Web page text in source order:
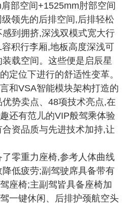
部空间+1525mm肘部空间
领先的后排空间,后排轻松
到拥挤,深浅双模式宽大行
积行李厢,地板高度深浅可
载空间。这些便是启辰星
定位下进行的舒适性变革。
和VSA智能模块架构打造的
势卖点、48项技术亮点,在
还有范儿的VIP般驾乘体验
资品质与先进技术加持,让
零重力座椅,参考人体曲线
低疲劳;副驾驶席具备带有
座椅;主副驾皆具备座椅加
一键休闲、后排护颈航空头